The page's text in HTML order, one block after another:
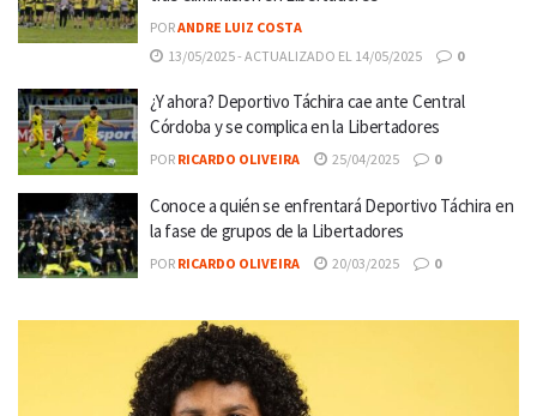
PORANDRE LUIZ COSTA
13/05/2025 - ACTUALIZADO EL 14/05/2025
0
¿Y ahora? Deportivo Táchira cae ante Central
Córdoba y se complica en la Libertadores
POR RICARDO OLIVEIRA 25/04/2025 0
Conoce a quién se enfrentará Deportivo Táchira en
la fase de grupos de la Libertadores
POR RICARDO OLIVEIRA 20/03/2025 0